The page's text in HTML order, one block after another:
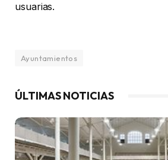
usuarias.
Ayuntamientos
ÚLTIMAS NOTICIAS